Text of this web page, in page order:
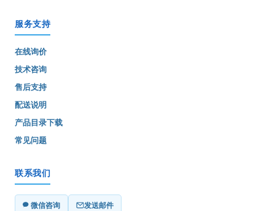
服务支持
在线询价
技术咨询
售后支持
配送说明
产品目录下载
常见问题
联系我们
微信咨询 发送邮件